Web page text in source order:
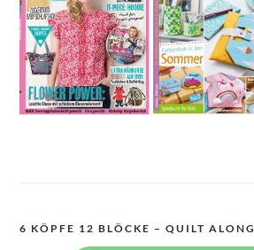
6 KÖPFE 12 BLÖCKE – QUILT ALONG